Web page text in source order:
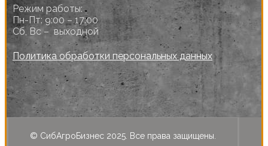
Режим работы:
Пн-Пт: 9:00 – 17:00
Сб, Вс – выходной
Политика обработки персональных данных
© СибАгроБизнес 2025. Все права защищены.